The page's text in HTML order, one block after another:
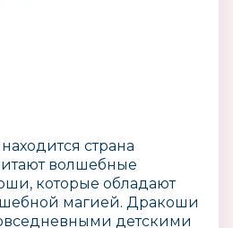
страна
волшебные
которые обладают
магией. Дракоши
детскими